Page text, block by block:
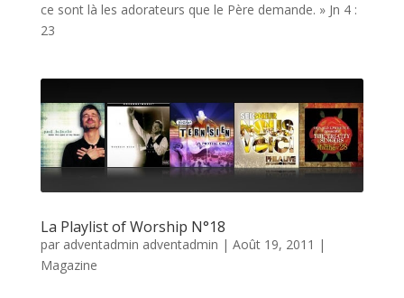
ce sont là les adorateurs que le Père demande. » Jn 4 :
23
La Playlist of Worship N°18
par adventadmin adventadmin | Août 19, 2011 |
Magazine